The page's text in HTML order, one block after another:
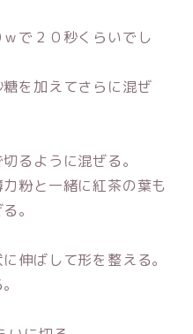
ｗで２０秒くらいでし
を加えてさらに混ぜ
るように混ぜる。
粉と一緒に紅茶の葉も
。
伸ばして形を整える。